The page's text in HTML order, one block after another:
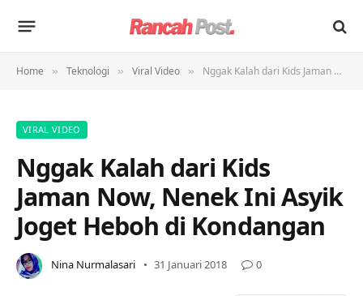
Home » Teknologi » Viral Video » Nggak Kalah dari Kids Jaman Now, Nenek Ini Asyik Joget Heboh di Kondangan
VIRAL VIDEO
Nggak Kalah dari Kids
Jaman Now, Nenek Ini Asyik
Joget Heboh di Kondangan
Nina Nurmalasari 31 Januari 2018 0